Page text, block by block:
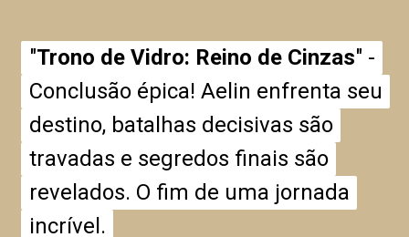
"Trono de Vidro: Reino de Cinzas" -
Conclusão épica! Aelin enfrenta seu
destino, batalhas decisivas são
travadas e segredos finais são
revelados. O fim de uma jornada
incrível.
"Trono de Vidro: Reino de Cinzas" -
Conclusão épica! Aelin enfrenta seu
destino, batalhas decisivas são
travadas e segredos finais são
revelados. O fim de uma jornada
incrível.